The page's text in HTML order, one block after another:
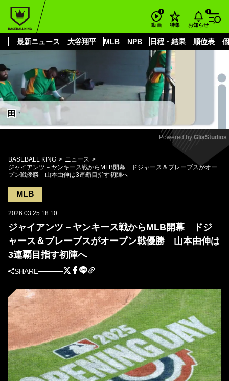
動画 特集 お知らせ
最新ニュース 大谷翔平 MLB NPB 日程・結果 順位表
もっと見る
Mute
Powered by GliaStudios
BASEBALL KING
ニュース
ジャイアンツ－ヤンキース戦からMLB開幕 ドジャース＆ブレーブスがオー
プン戦優勝 山本由伸は3連覇目指す初陣へ
MLB
2026.03.25 18:10
ジャイアンツ－ヤンキース戦からMLB開幕 ドジ
ャース＆ブレーブスがオープン戦優勝 山本由伸は
3連覇目指す初陣へ
SHARE